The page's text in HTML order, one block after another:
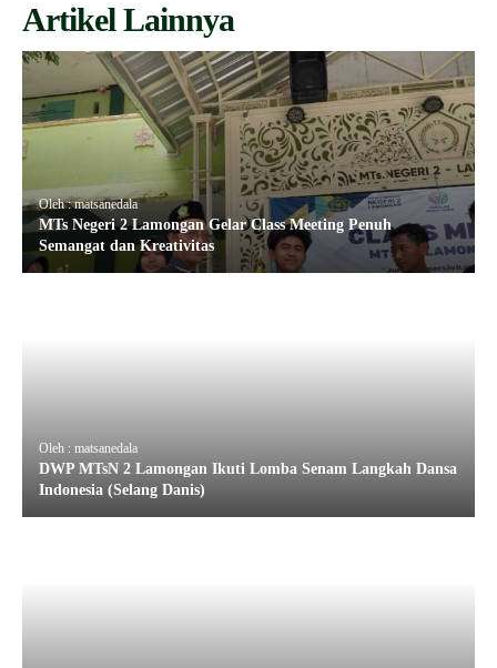
Artikel Lainnya
Oleh : matsanedala
MTs Negeri 2 Lamongan Gelar Class Meeting Penuh
Semangat dan Kreativitas
Oleh : matsanedala
DWP MTsN 2 Lamongan Ikuti Lomba Senam Langkah Dansa
Indonesia (Selang Danis)